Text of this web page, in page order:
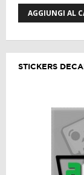
AGGIUNGI AL
STICKERS